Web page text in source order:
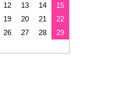
12 13 14
15
19 20 21
22
26 27 28
29